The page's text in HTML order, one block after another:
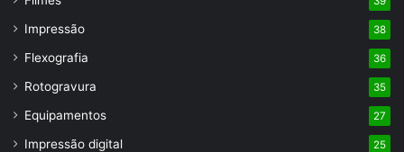
Impressão 38
Flexografia 36
Rotogravura 35
Equipamentos 27
Impressão digital 25